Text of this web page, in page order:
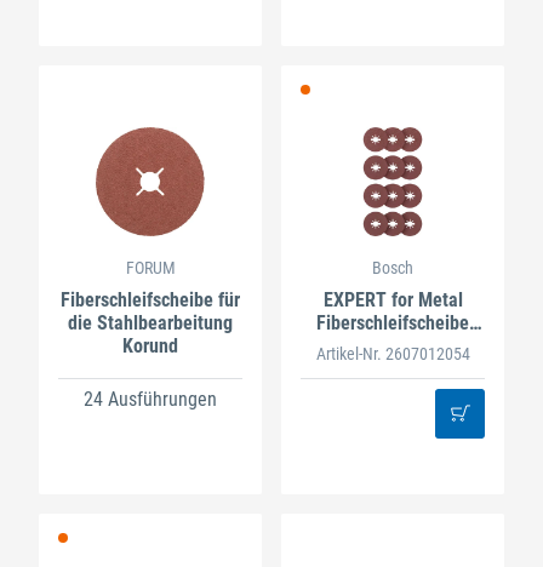
FORUM
Fiberschleifscheibe für
die Stahlbearbeitung
Korund
24 Ausführungen
Bosch
EXPERT for Metal
Fiberschleifscheibe
R444 115mm X-LOCK
Artikel-Nr. 2607012054